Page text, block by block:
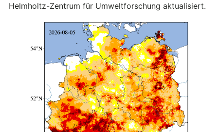
Helmholtz-Zentrum für Umweltforschung aktualisiert.